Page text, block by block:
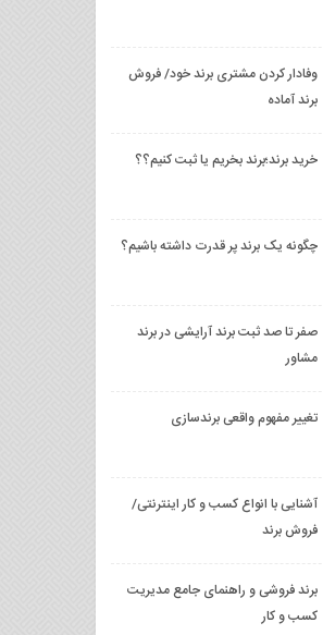
وفادار کردن مشتری برند خود/ فروش
برند آماده
خرید برند؛برند بخریم یا ثبت کنیم؟؟
چگونه یک برند پر قدرت داشته باشیم؟
صفر تا صد ثبت برند آرایشی در برند
مشاور
تغییر مفهوم واقعی برندسازی
آشنایی با انواع کسب و کار اینترنتی/
فروش برند
برند فروشی و راهنمای جامع مدیریت
کسب و کار